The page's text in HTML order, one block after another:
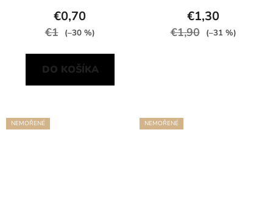
€0,70
€1 (–30 %)
DO KOŠÍKA
€1,30
€1,90 (–31 %)
NEMOŘENÉ NEMOŘENÉ